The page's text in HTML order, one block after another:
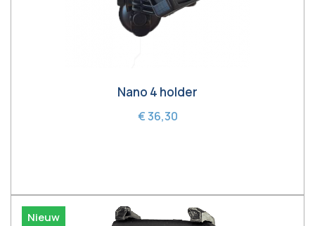
Nano 4 holder
€ 36,30
Nieuw